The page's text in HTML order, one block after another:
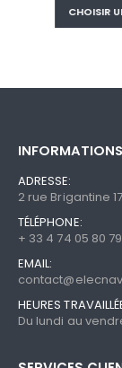
CHOISIR UN
ADRESSE:
2 rue Brigantine
TÉLÉPHONE:
+ 33 4 74 05 80
EMAIL:
HEURES
Du lundi au